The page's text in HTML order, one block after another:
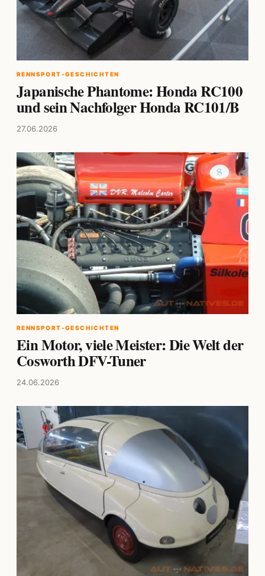
RENNSPORT-GESCHICHTEN
Japanische Phantome: Honda RC100
und sein Nachfolger Honda RC101/B
27.06.2026
RENNSPORT-GESCHICHTEN
Ein Motor, viele Meister: Die Welt der
Cosworth DFV-Tuner
24.06.2026